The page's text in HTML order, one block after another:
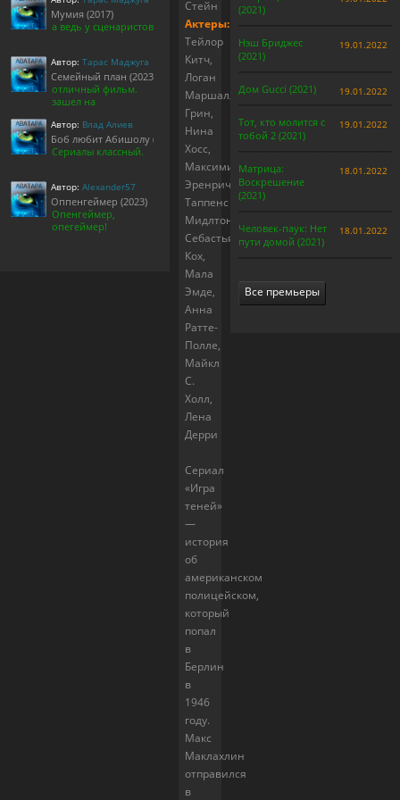
Стейн
Актеры:
Тейлор
Китч,
Логан
Маршалл-
Грин,
Нина
Хосс,
Максимилиан
Эренрич,
Таппенс
Мидлтон,
Себастьян
Кох,
Мала
Эмде,
Анна
Ратте-
Полле,
Майкл
С.
Холл,
Лена
Дерри
Сериал
«Игра
теней»
—
история
об
американском
полицейском,
который
попал
в
Берлин
в
1946
году.
Макс
Маклахлин
отправился
в
Мумия (2017)
а ведь у сценаристов
Автор: Тарас Маджуга
Семейный план (2023)
отличный фильм.
зашел на
Автор: Влад Алиев
Боб любит Абишолу (1-5 сезон)
Сериалы классный.
Автор: Alexander57
Оппенгеймер (2023)
Опенгеймер,
опегеймер!
(2021)
Нэш Бриджес
(2021)
19.01.2022
Дом Gucci (2021) 19.01.2022
Тот, кто молится с
тобой 2 (2021)
19.01.2022
Матрица:
Воскрешение
(2021)
18.01.2022
Человек-паук: Нет
пути домой (2021)
18.01.2022
Все премьеры